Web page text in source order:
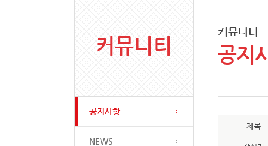
커뮤니티
공지사항
NEWS
커뮤니티
공지
제목